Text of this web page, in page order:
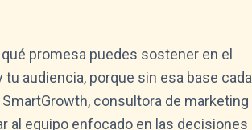
promesa puedes sostener en el
audiencia, porque sin esa base cada
consultora de marketing
al equipo enfocado en las decisiones